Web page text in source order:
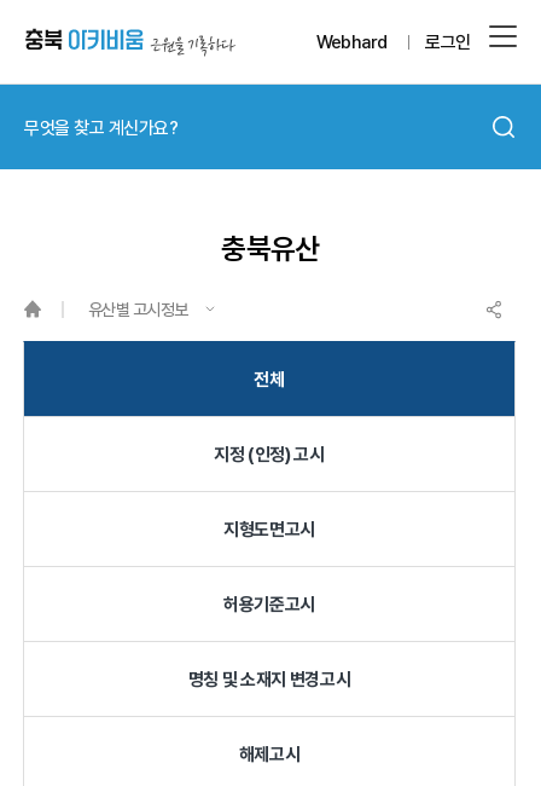
Webhard 로그인
충북유산
유산별 고시정보
전체
지정 (인정) 고시
지형도면고시
허용기준고시
명칭 및 소재지 변경고시
해제고시